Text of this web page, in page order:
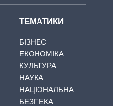
ТЕМАТИКИ
БІЗНЕС
ЕКОНОМІКА
КУЛЬТУРА
НАУКА
НАЦІОНАЛЬНА
БЕЗПЕКА